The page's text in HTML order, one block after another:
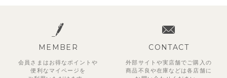
MEMBER
会員さまはお得なポイントや
便利な マイページを
CONTACT
外部サイトや実店舗でご購入の
商品不良や在庫などは各店舗に